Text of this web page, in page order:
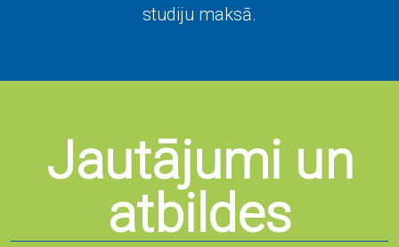
studiju maksā.
Jautājumi un
atbildes